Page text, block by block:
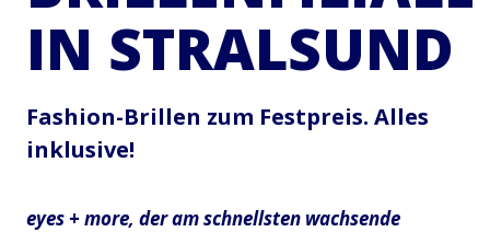
IN STRALSUND
Fashion-Brillen zum Festpreis. Alles
inklusive!
eyes + more, der am schnellsten wachsende